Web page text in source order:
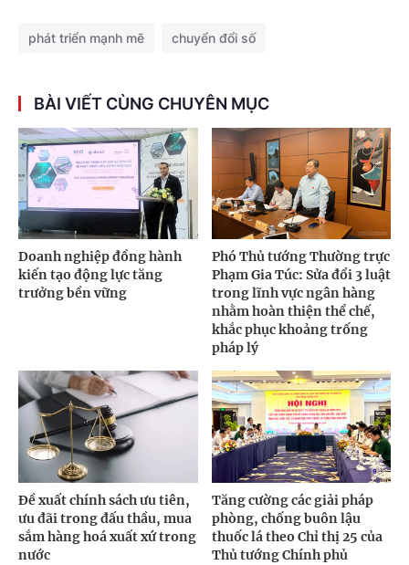
phát triển mạnh mẽ chuyển đổi số
BÀI VIẾT CÙNG CHUYÊN MỤC
Doanh nghiệp đồng hành
kiến tạo động lực tăng
trưởng bền vững
Phó Thủ tướng Thường trực
Phạm Gia Túc: Sửa đổi 3 luật
trong lĩnh vực ngân hàng
nhằm hoàn thiện thể chế,
khắc phục khoảng trống
pháp lý
Đề xuất chính sách ưu tiên,
ưu đãi trong đấu thầu, mua
sắm hàng hoá xuất xứ trong
nước
Tăng cường các giải pháp
phòng, chống buôn lậu
thuốc lá theo Chỉ thị 25 của
Thủ tướng Chính phủ